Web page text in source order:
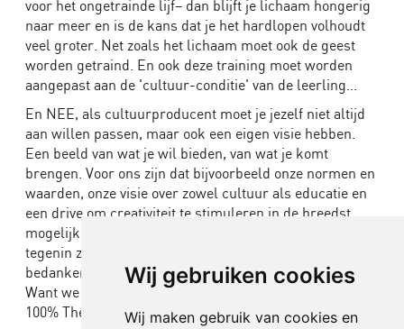
Wij gebruiken cookies
Wij maken gebruik van cookies en
voor het ongetrainde lijf– dan blijft je lichaam hongerig
naar meer en is de kans dat je het hardlopen volhoudt
veel groter. Net zoals het lichaam moet ook de geest
worden getraind. En ook deze training moet worden
aangepast aan de 'cultuur-conditie' van de leerling...
En NEE, als cultuurproducent moet je jezelf niet altijd
aan willen passen, maar ook een eigen visie hebben.
Een beeld van wat je wil bieden, van wat je komt
brengen. Voor ons zijn dat bijvoorbeeld onze normen en
waarden, onze visie over zowel cultuur als educatie en
een drive om creativiteit te stimuleren in de breedst
mogelijke zin van het woord. Een aanvraag die daar
tegenin zou gaan, daar zouden we toch vriendelijk voor
bedanken.
Want we blijven – hoe flexibel we ook zijn– altijd voor
100% The Big Mo.